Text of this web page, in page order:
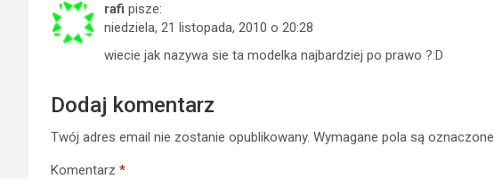
rafi pisze:
niedziela, 21 listopada, 2010 o 20:28
wiecie jak nazywa sie ta modelka najbardziej po prawo ?:D
Dodaj komentarz
Twój adres email nie zostanie opublikowany. Wymagane pola są oznaczone
Komentarz *